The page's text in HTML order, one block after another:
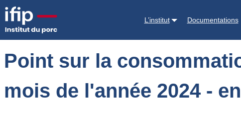
L’institut Documentations
Accueil Documentations
Point sur la
mois de l'année 2024 -